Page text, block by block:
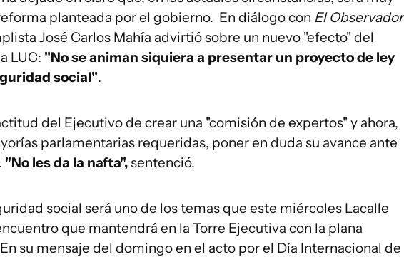
planteada por el gobierno. En diálogo con El Observador
José Carlos Mahía advirtió sobre un nuevo "efecto" del
LUC: "No se animan siquiera a presentar un proyecto de ley
social".
del Ejecutivo de crear una "comisión de expertos" y ahora,
parlamentarias requeridas, poner en duda su avance ante
"No les da la nafta",sentenció.
social será uno de los temas que este miércoles Lacalle
que mantendrá en la Torre Ejecutiva con la plana
su mensaje del domingo en el acto por el Día Internacional de